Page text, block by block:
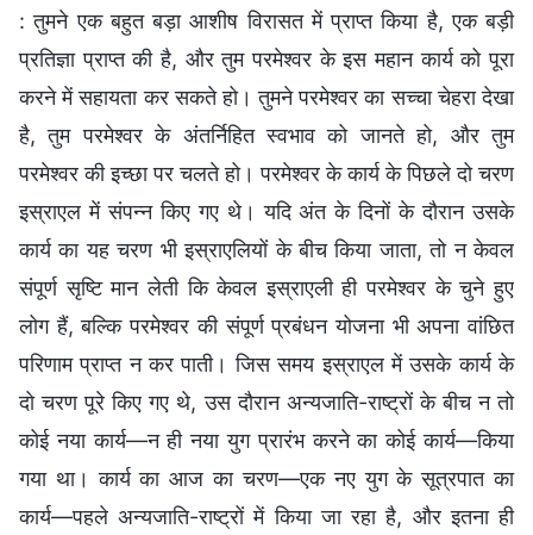
: तुमने एक बहुत बड़ा आशीष विरासत में प्राप्त किया है, एक बड़ी
प्रतिज्ञा प्राप्त की है, और तुम परमेश्वर के इस महान कार्य को पूरा
करने में सहायता कर सकते हो। तुमने परमेश्वर का सच्चा चेहरा देखा
है, तुम परमेश्वर के अंतर्निहित स्वभाव को जानते हो, और तुम
परमेश्वर की इच्छा पर चलते हो। परमेश्वर के कार्य के पिछले दो चरण
इस्राएल में संपन्न किए गए थे। यदि अंत के दिनों के दौरान उसके
कार्य का यह चरण भी इस्राएलियों के बीच किया जाता, तो न केवल
संपूर्ण सृष्टि मान लेती कि केवल इस्राएली ही परमेश्वर के चुने हुए
लोग हैं, बल्कि परमेश्वर की संपूर्ण प्रबंधन योजना भी अपना वांछित
परिणाम प्राप्त न कर पाती। जिस समय इस्राएल में उसके कार्य के
दो चरण पूरे किए गए थे, उस दौरान अन्यजाति-राष्ट्रों के बीच न तो
कोई नया कार्य—न ही नया युग प्रारंभ करने का कोई कार्य—किया
गया था। कार्य का आज का चरण—एक नए युग के सूत्रपात का
कार्य—पहले अन्यजाति-राष्ट्रों में किया जा रहा है, और इतना ही